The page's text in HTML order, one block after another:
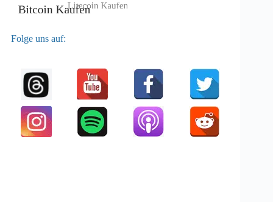
Folge uns auf: